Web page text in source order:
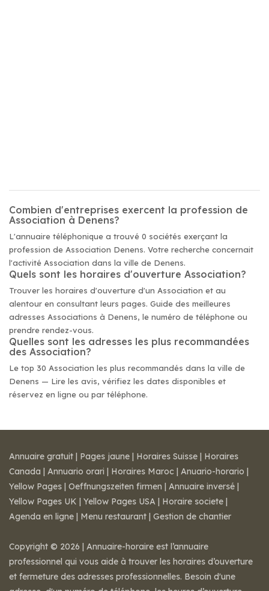
Combien d'entreprises exercent la profession de
Association à Denens?
L'annuaire téléphonique a trouvé 0 sociétés exerçant la
profession de Association Denens. Votre recherche concernait
l'activité Association dans la ville de Denens.
Quels sont les horaires d'ouverture Association?
Trouver les horaires d'ouverture d'un Association et au
alentour en consultant leurs pages. Guide des meilleures
adresses Associations à Denens, le numéro de téléphone ou
prendre rendez-vous.
Quelles sont les adresses les plus recommandées
des Association?
Le top 30 Association les plus recommandés dans la ville de
Denens — Lire les avis, vérifiez les dates disponibles et
réservez en ligne ou par téléphone.
Annuaire gratuit | Pages jaune | Horaires Suisse | Horaires
Canada | Annuario orari | Horaires Maroc | Anuario-horario |
Yellow Pages | Oeffnungszeiten firmen | Annuaire inversé |
Yellow Pages UK | Yellow Pages USA | Horaire societe |
Agenda en ligne | Menu restaurant | Gestion de chantier
Copyright © 2026 | Annuaire-horaire est l’annuaire
professionnel qui vous aide à trouver les horaires d’ouverture
et fermeture des adresses professionnelles. Besoin d'une